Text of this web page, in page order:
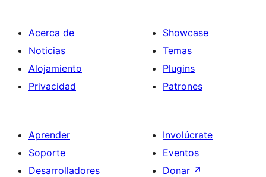
Acerca de
Noticias
Alojamiento
Privacidad
Showcase
Temas
Plugins
Patrones
Aprender
Soporte
Desarrolladores
Involúcrate
Eventos
Donar ↗